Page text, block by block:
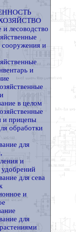
и лесоводство
сооружения и
и
в целом
и прицепы
обработки
для
и
удобрений
для сева
и
для